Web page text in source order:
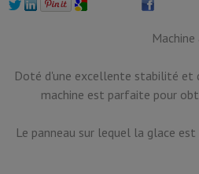
Doté d'une excellente stabilité et
machine est parfaite pour
Le panneau sur lequel la glace